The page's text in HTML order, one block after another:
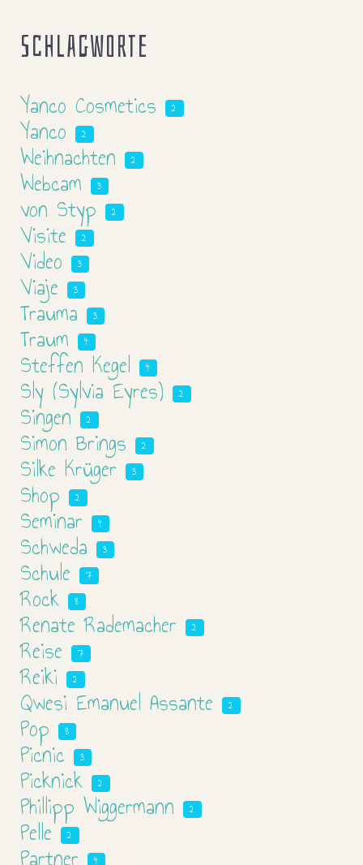
Schlagworte
Yanco Cosmetics 2
Yanco 2
Weihnachten 2
Webcam 3
von Styp 2
Visite 2
Video 3
Viaje 3
Trauma 3
Traum 4
Steffen Kegel 4
Sly (Sylvia Eyres) 2
Singen 2
Simon Brings 2
Silke Krüger 3
Shop 2
Seminar 4
Schweda 3
Schule 7
Rock 8
Renate Rademacher 2
Reise 7
Reiki 2
Qwesi Emanuel Assante 2
Pop 8
Picnic 3
Picknick 2
Phillipp Wiggermann 2
Pelle 2
4